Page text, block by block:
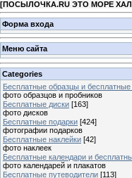
[ПОСЫЛОЧКА.RU ЭТО МОРЕ
Форма входа
Меню сайта
Categories
Бесплатные образцы и бесплатные
фото образцов и пробников
Бесплатные диски [163]
фото дисков
Бесплатные подарки [424]
фотографии подарков
Бесплатные наклейки [42]
фото наклеек
Бесплатные календари и
фото календарей и плакатов
Бесплатные путеводители [113]